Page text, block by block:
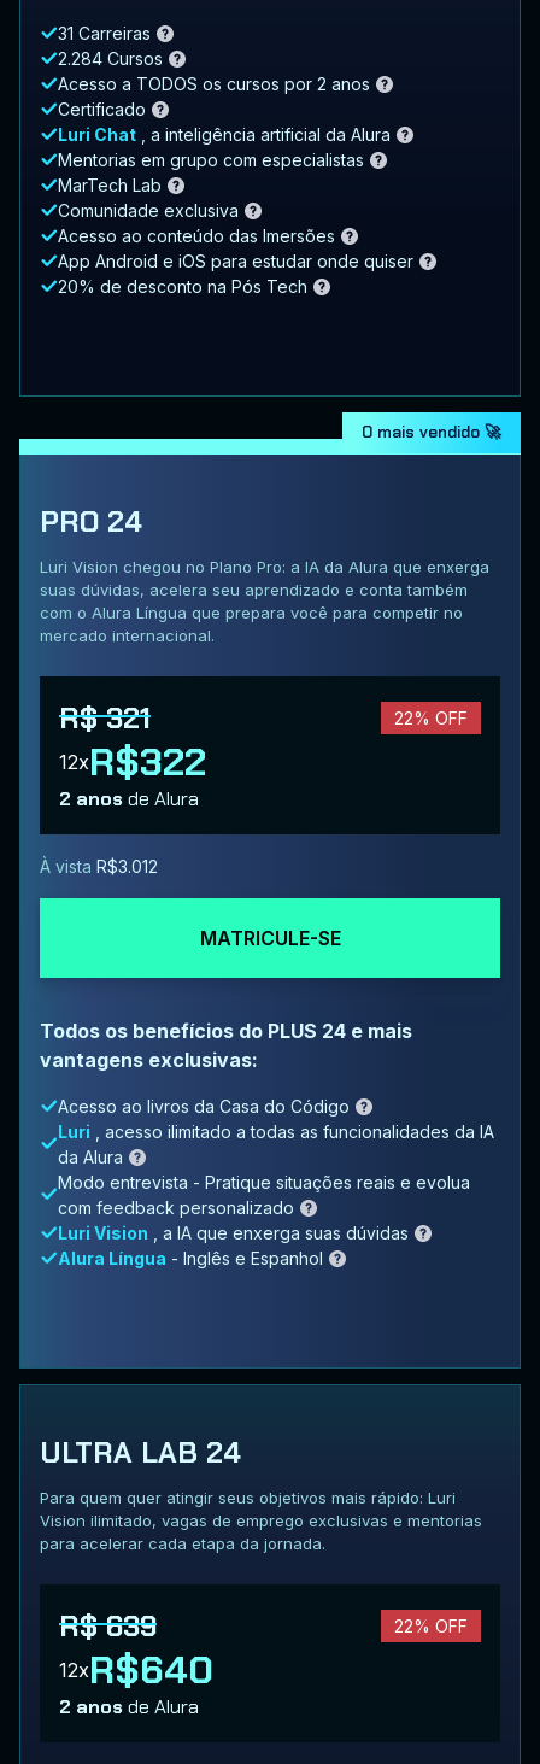
31 Carreiras
2.284 Cursos
Acesso a TODOS os cursos por 2 anos
Certificado
Luri Chat
, a inteligência artificial da Alura
Mentorias em grupo com especialistas
MarTech Lab
Comunidade exclusiva
Acesso ao conteúdo das Imersões
App Android e iOS para estudar onde quiser
20% de desconto na Pós Tech
O mais vendido 🚀
PRO 24
Luri Vision chegou no Plano Pro: a IA da Alura que enxerga
suas dúvidas, acelera seu aprendizado e conta também
com o Alura Língua que prepara você para competir no
mercado internacional.
R$ 321 22% OFF
12xR$322
2 anosde Alura
À vista R$3.012
MATRICULE-SE
Todos os benefícios do PLUS 24 e mais
vantagens exclusivas:
Acesso ao livros da Casa do Código
Luri
, acesso ilimitado a todas as funcionalidades da IA
da Alura
Modo entrevista - Pratique situações reais e evolua
com feedback personalizado
Luri Vision
, a IA que enxerga suas dúvidas
Alura Língua - Inglês e Espanhol
ULTRA LAB 24
Para quem quer atingir seus objetivos mais rápido: Luri
Vision ilimitado, vagas de emprego exclusivas e mentorias
para acelerar cada etapa da jornada.
R$ 639 22% OFF
12xR$640
2 anosde Alura